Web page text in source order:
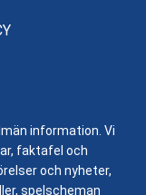
information. Vi
faktafel och
och nyheter,
spelscheman